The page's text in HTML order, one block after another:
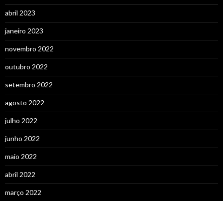
abril 2023
janeiro 2023
novembro 2022
outubro 2022
setembro 2022
agosto 2022
julho 2022
junho 2022
maio 2022
abril 2022
março 2022